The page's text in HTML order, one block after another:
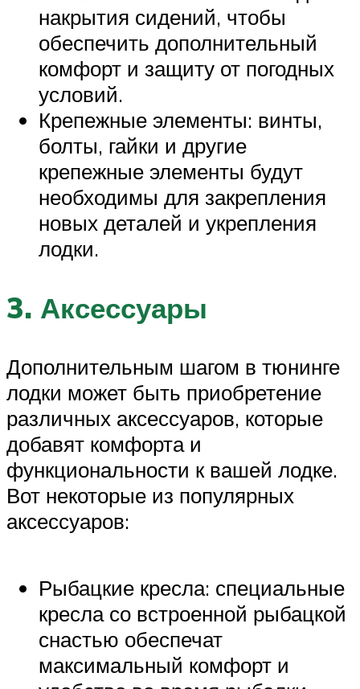
накрытия сидений, чтобы
обеспечить дополнительный
комфорт и защиту от погодных
условий.
Крепежные элементы: винты,
болты, гайки и другие
крепежные элементы будут
необходимы для закрепления
новых деталей и укрепления
лодки.
3. Аксессуары
Дополнительным шагом в тюнинге
лодки может быть приобретение
различных аксессуаров, которые
добавят комфорта и
функциональности к вашей лодке.
Вот некоторые из популярных
аксессуаров:
Рыбацкие кресла: специальные
кресла со встроенной рыбацкой
снастью обеспечат
максимальный комфорт и